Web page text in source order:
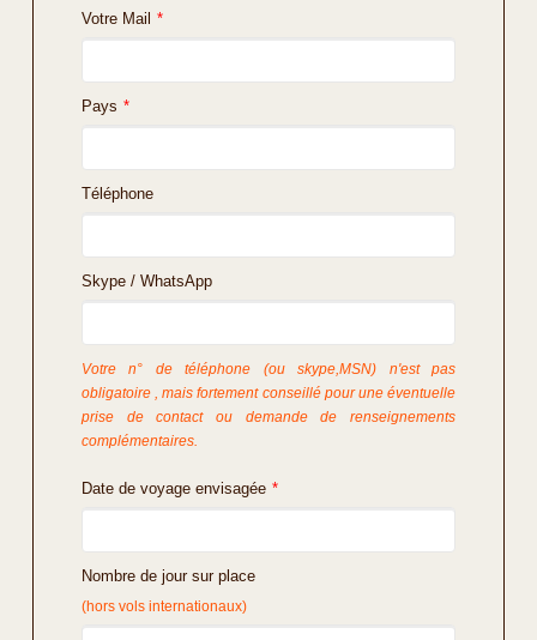
Votre Mail *
Pays *
Téléphone
Skype / WhatsApp
Votre n° de téléphone (ou skype,MSN) n'est pas
obligatoire , mais fortement conseillé pour une éventuelle
prise de contact ou demande de renseignements
complémentaires.
Date de voyage envisagée *
Nombre de jour sur place
(hors vols internationaux)